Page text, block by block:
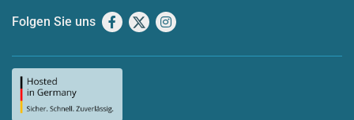
Folgen Sie uns Facebook
X Instagram